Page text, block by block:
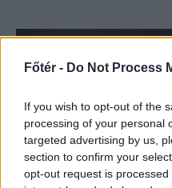
Főtér - Do Not Process
If you wish to opt-out of the
processing of your personal
targeted advertising by us,
section to confirm your
opt-out request is